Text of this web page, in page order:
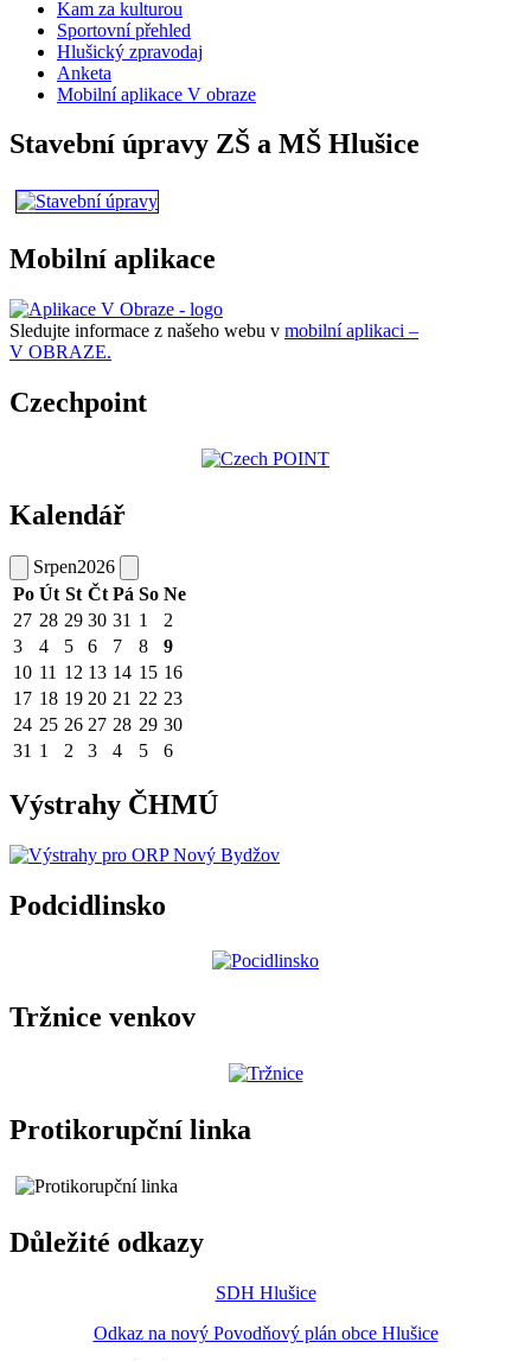
Kam za kulturou
Sportovní přehled
Hlušický zpravodaj
Anketa
Mobilní aplikace V obraze
Stavební úpravy ZŠ a MŠ Hlušice
Mobilní aplikace
Sledujte informace z našeho webu v mobilní aplikaci –
V OBRAZE.
Czechpoint
Kalendář
Srpen2026
Po Út St Čt Pá So Ne
27 28 29 30 31 1
2
3
4 5 6 7 8
9
10 11 12 13 14 15 16
17 18 19 20 21 22 23
24 25 26 27 28 29 30
31 1 2 3 4 5 6
Výstrahy ČHMÚ
Podcidlinsko
Tržnice venkov
Protikorupční linka
Důležité odkazy
SDH Hlušice
Odkaz na nový Povodňový plán obce Hlušice